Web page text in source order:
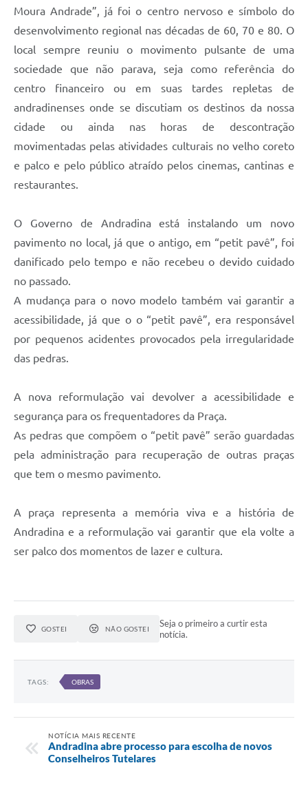
Moura Andrade”, já foi o centro nervoso e símbolo do
desenvolvimento regional nas décadas de 60, 70 e 80. O
local sempre reuniu o movimento pulsante de uma
sociedade que não parava, seja como referência do
centro financeiro ou em suas tardes repletas de
andradinenses onde se discutiam os destinos da nossa
cidade ou ainda nas horas de descontração
movimentadas pelas atividades culturais no velho coreto
e palco e pelo público atraído pelos cinemas, cantinas e
restaurantes.
O Governo de Andradina está instalando um novo
pavimento no local, já que o antigo, em “petit pavê”, foi
danificado pelo tempo e não recebeu o devido cuidado
no passado.
A mudança para o novo modelo também vai garantir a
acessibilidade, já que o o “petit pavê”, era responsável
por pequenos acidentes provocados pela irregularidade
das pedras.
A nova reformulação vai devolver a acessibilidade e
segurança para os frequentadores da Praça.
As pedras que compõem o “petit pavê” serão guardadas
pela administração para recuperação de outras praças
que tem o mesmo pavimento.
A praça representa a memória viva e a história de
Andradina e a reformulação vai garantir que ela volte a
ser palco dos momentos de lazer e cultura.
GOSTEI NÃO GOSTEI
Seja o primeiro a curtir esta
notícia.
TAGS: OBRAS
NOTÍCIA MAIS RECENTE
Andradina abre processo para escolha de novos
Conselheiros Tutelares